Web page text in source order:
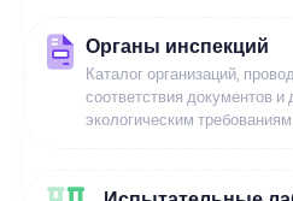
Органы инспекций
Каталог организаций,
соответствия документов и
экологическим требованиям